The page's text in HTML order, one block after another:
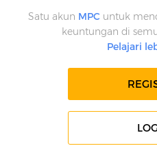
Satu akun MPC untuk
keuntungan di
Pelajari